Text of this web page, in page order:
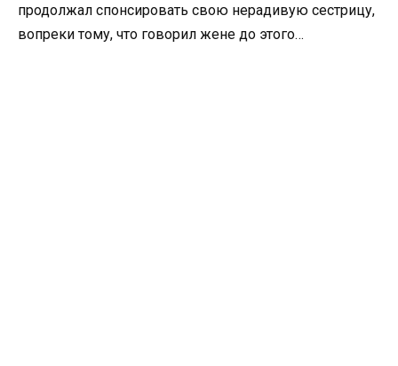
продолжал спонсировать свою нерадивую сестрицу,
вопреки тому, что говорил жене до этого…